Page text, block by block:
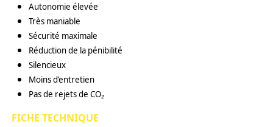
Autonomie élevée
Très maniable
Sécurité maximale
Réduction de la pénibilité
Silencieux
Moins d’entretien
Pas de rejets de CO₂
FICHE TECHNIQUE